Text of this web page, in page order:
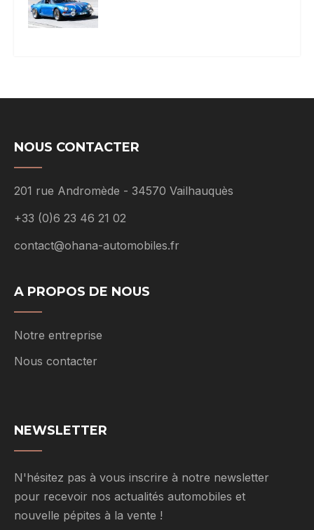
NOUS CONTACTER
201 rue Andromède - 34570 Vailhauquès
+33 (0)6 23 46 21 02
contact@ohana-automobiles.fr
A PROPOS DE NOUS
Notre entreprise
Nous contacter
NEWSLETTER
N'hésitez pas à vous inscrire à notre newsletter
pour recevoir nos actualités automobiles et
nouvelle pépites à la vente !